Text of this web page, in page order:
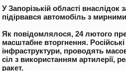
У Запорізькій області
підірвався автомобіль з
Як повідомлялося, 24 лютого
масштабне вторгнення.
інфраструктури, проводять
сіл з використанням артилерії,
ракет.